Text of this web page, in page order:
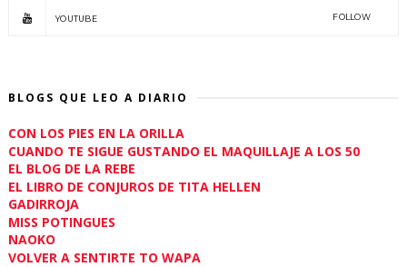
YOUTUBE FOLLOW
BLOGS QUE LEO A DIARIO
CON LOS PIES EN LA ORILLA
CUANDO TE SIGUE GUSTANDO EL MAQUILLAJE A LOS 50
EL BLOG DE LA REBE
EL LIBRO DE CONJUROS DE TITA HELLEN
GADIRROJA
MISS POTINGUES
NAOKO
VOLVER A SENTIRTE TO WAPA